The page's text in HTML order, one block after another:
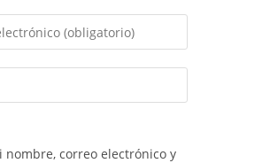
nombre, correo electrónico y